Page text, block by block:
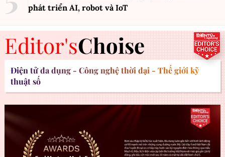
phát triển AI, robot và IoT
Editor'sChoise
Điện tử đa dụng - Công nghệ thời đại - Thế giới kỹ
thuật số